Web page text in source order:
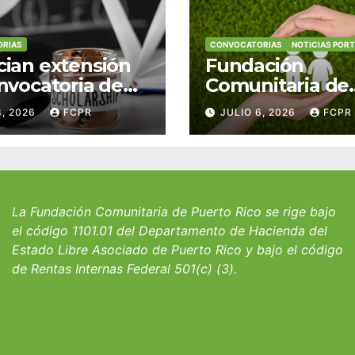
extensión
de
del Fondo
William J.
2026 FCPR
CONVOCATORIAS NOTICIAS
Fundación
Comunitaria de
Puerto Rico y la
familia Suárez-
albergues
JULIO 6, 2026 FCPR
La Fundación Comunitaria de Puerto Rico se rige bajo
el código 1101.01 del Departamento de Hacienda del
Estado Libre Asociado de Puerto Rico y bajo el código
de Rentas Internas Federal 501(c) (3).